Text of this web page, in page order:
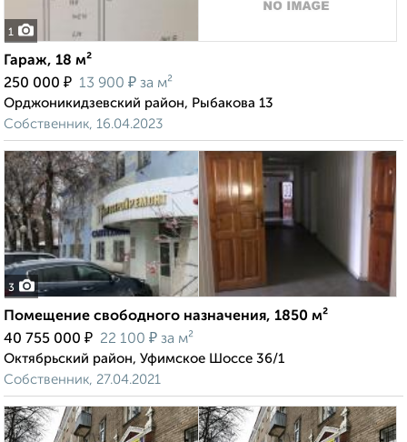
1
Гараж, 18 м²
250 000 ₽ 13 900 ₽ за м²
Орджоникидзевский район, Рыбакова 13
Собственник, 16.04.2023
3
Помещение свободного назначения, 1850 м²
40 755 000 ₽ 22 100 ₽ за м²
Октябрьский район, Уфимское Шоссе 36/1
Собственник, 27.04.2021